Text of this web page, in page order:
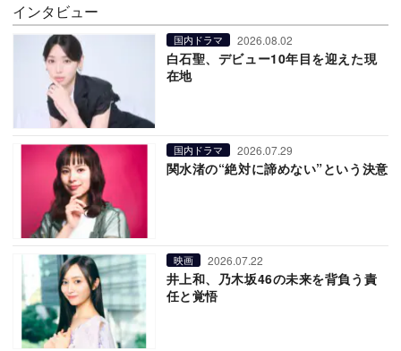
インタビュー
国内ドラマ 2026.08.02
白石聖、デビュー10年目を迎えた現
在地
国内ドラマ 2026.07.29
関水渚の“絶対に諦めない”という決意
映画 2026.07.22
井上和、乃木坂46の未来を背負う責
任と覚悟